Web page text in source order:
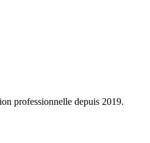
professionnelle depuis 2019.